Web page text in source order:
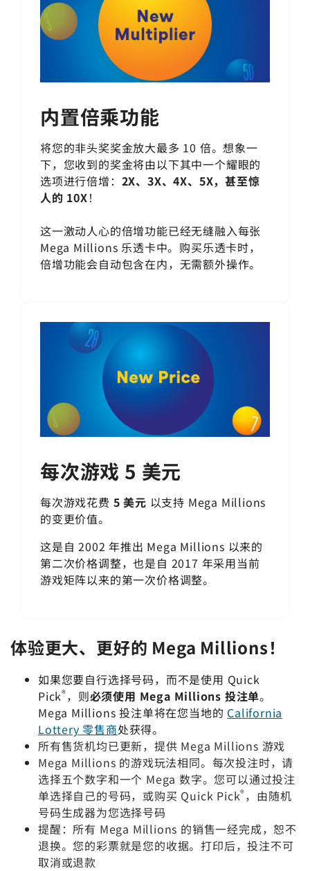
内置倍乘功能
将您的非头奖奖金放大最多 10 倍。想象一
下，您收到的奖金将由以下其中一个耀眼的
选项进行倍增： 2X、3X、4X、5X，甚至惊
人的 10X！
这一激动人心的倍增功能已经无缝融入每张
Mega Millions 乐透卡中。购买乐透卡时，
倍增功能会自动包含在内，无需额外操作。
每次游戏 5 美元
每次游戏花费 5 美元 以支持 Mega Millions
的变更价值。
这是自 2002 年推出 Mega Millions 以来的
第二次价格调整，也是自 2017 年采用当前
游戏矩阵以来的第一次价格调整。
体验更大、更好的 Mega Millions！
如果您要自行选择号码，而不是使用 Quick
Pick®，则必须使用 Mega Millions 投注单。
Mega Millions 投注单将在您当地的 California
Lottery 零售商处获得。
所有售货机均已更新，提供 Mega Millions 游戏
Mega Millions 的游戏玩法相同。每次投注时，请
选择五个数字和一个 Mega 数字。您可以通过投注
单选择自己的号码，或购买 Quick Pick®，由随机
号码生成器为您选择号码
提醒：所有 Mega Millions 的销售一经完成，恕不
退换。您的彩票就是您的收据。打印后，投注不可
取消或退款